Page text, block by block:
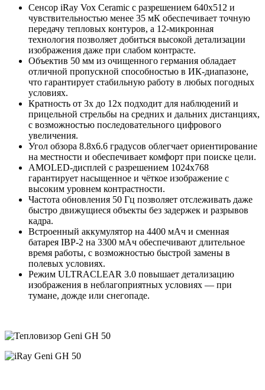
Сенсор iRay Vox Ceramic с разрешением 640x512 и
чувствительностью менее 35 мК обеспечивает точную
передачу тепловых контуров, а 12-микронная
технология позволяет добиться высокой детализации
изображения даже при слабом контрасте.
Объектив 50 мм из очищенного германия обладает
отличной пропускной способностью в ИК-диапазоне,
что гарантирует стабильную работу в любых погодных
условиях.
Кратность от 3x до 12x подходит для наблюдений и
прицельной стрельбы на средних и дальних дистанциях,
с возможностью последовательного цифрового
увеличения.
Угол обзора 8.8x6.6 градусов облегчает ориентирование
на местности и обеспечивает комфорт при поиске цели.
AMOLED-дисплей с разрешением 1024x768
гарантирует насыщенное и чёткое изображение с
высоким уровнем контрастности.
Частота обновления 50 Гц позволяет отслеживать даже
быстро движущиеся объекты без задержек и разрывов
кадра.
Встроенный аккумулятор на 4400 мАч и сменная
батарея IBP-2 на 3300 мАч обеспечивают длительное
время работы, с возможностью быстрой замены в
полевых условиях.
Режим ULTRACLEAR 3.0 повышает детализацию
изображения в неблагоприятных условиях — при
тумане, дожде или снегопаде.